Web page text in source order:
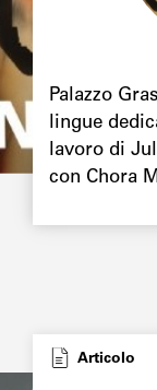
Palazzo
lingue
lavoro di
con Chora
TypeArticolo